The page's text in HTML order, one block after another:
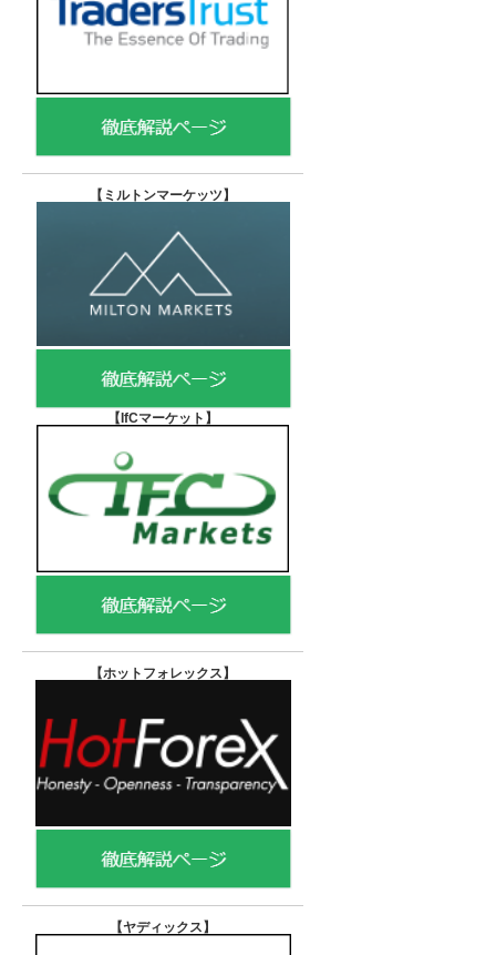
【 ミルトンマーケッツ】
【IfCマーケット 】
【ホットフォレックス 】
【ヤディックス 】